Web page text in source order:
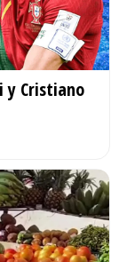
y Cristiano